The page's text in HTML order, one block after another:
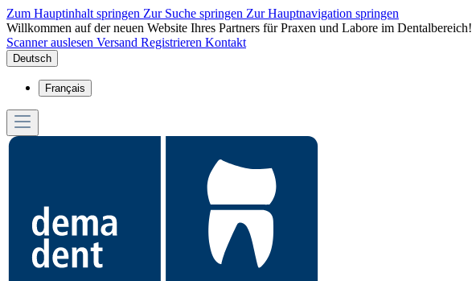
Zum Hauptinhalt springen Zur Suche springen Zur Hauptnavigation springen
Willkommen auf der neuen Website Ihres Partners für Praxen und Labore im Dentalbereich!
Scanner auslesen Versand Registrieren Kontakt
Deutsch
Français